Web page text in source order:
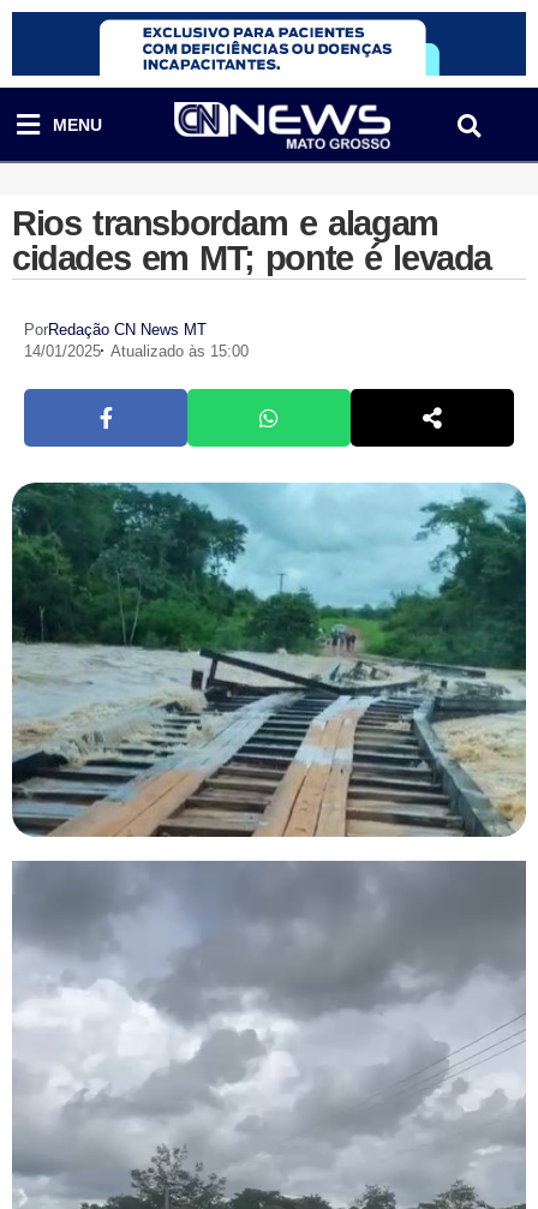
MENU
Rios transbordam e alagam
cidades em MT; ponte é levada
PorRedação CN News MT
14/01/2025 Atualizado às 15:00
Tocador
vídeo